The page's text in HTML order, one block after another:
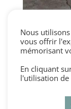
Nous
vous offrir
mémorisant
En cliquant
l'utilisation de